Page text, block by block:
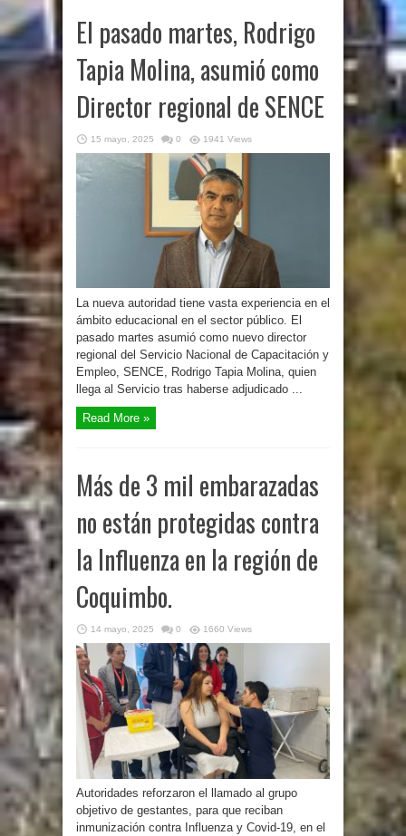
El pasado martes, Rodrigo
Tapia Molina, asumió como
Director regional de SENCE
15 mayo, 2025 0 1941 Views
La nueva autoridad tiene vasta experiencia en el
ámbito educacional en el sector público. El
pasado martes asumió como nuevo director
regional del Servicio Nacional de Capacitación y
Empleo, SENCE, Rodrigo Tapia Molina, quien
llega al Servicio tras haberse adjudicado ...
Read More »
Más de 3 mil embarazadas
no están protegidas contra
la Influenza en la región de
Coquimbo.
14 mayo, 2025 0 1660 Views
Autoridades reforzaron el llamado al grupo
objetivo de gestantes, para que reciban
inmunización contra Influenza y Covid-19, en el